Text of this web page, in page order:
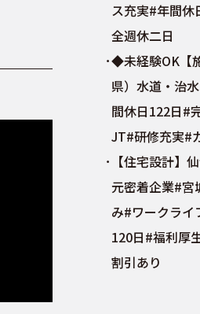
ス充実#年間
全週休二日
◆未経験OK【
県）水道・治
間休日122日#
JT#研修充実#
【住宅設計】
元密着企業#宮
み#ワークライ
120日#福利厚
割引あり